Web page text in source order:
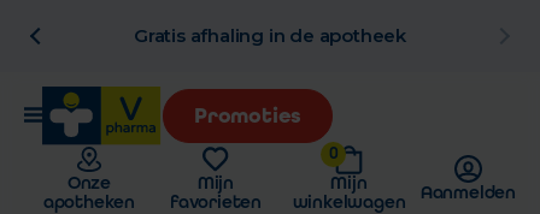
Gratis afhaling in de apotheek
Promoties
Onze
apotheken
Mijn
favorieten
0
Mijn
winkelwagen
Aanmelden